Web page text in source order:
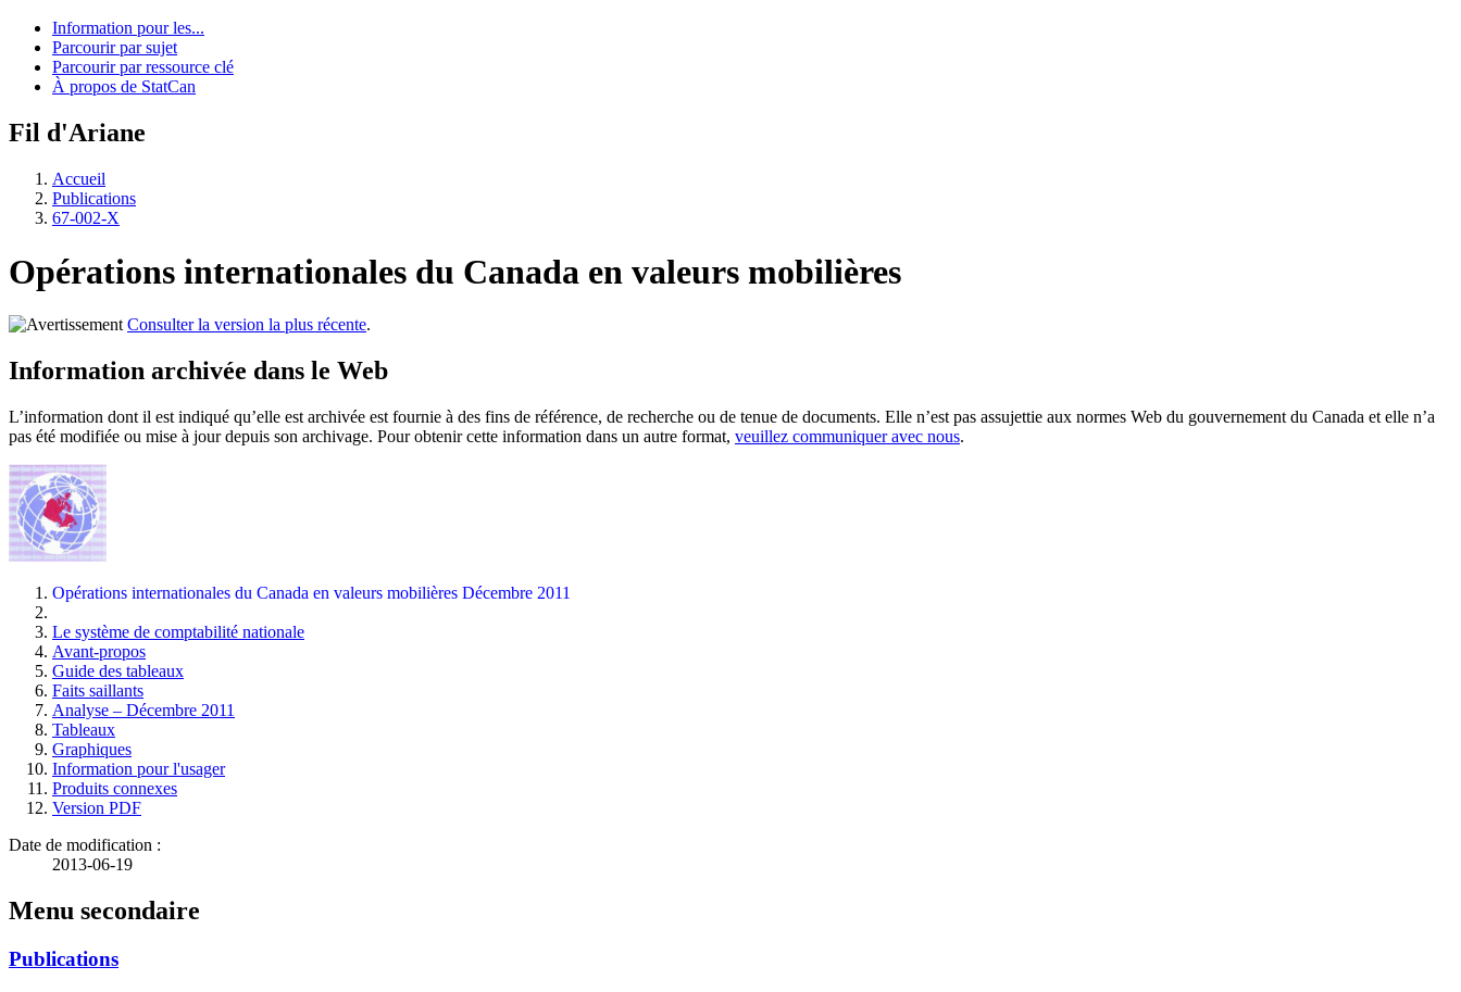
Information pour les...
Parcourir par sujet
Parcourir par ressource clé
À propos de StatCan
Fil d'Ariane
Accueil
Publications
67-002-X
Opérations internationales du Canada en valeurs mobilières
Consulter la version la plus récente.
Information archivée dans le Web
L’information dont il est indiqué qu’elle est archivée est fournie à des fins de référence, de recherche ou de tenue de documents. Elle n’est pas assujettie aux normes Web du gouvernement du Canada et elle n’a
pas été modifiée ou mise à jour depuis son archivage. Pour obtenir cette information dans un autre format, veuillez communiquer avec nous.
Opérations internationales du Canada en valeurs mobilières Décembre 2011
Le système de comptabilité nationale
Avant-propos
Guide des tableaux
Faits saillants
Analyse – Décembre 2011
Tableaux
Graphiques
Information pour l'usager
Produits connexes
Version PDF
Date de modification :
2013-06-19
Menu secondaire
Publications